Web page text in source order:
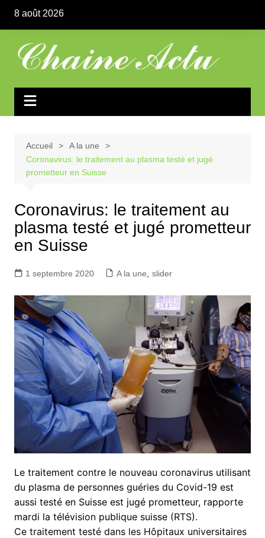
contenu
8 août 2026
Accueil
A la une
Coronavirus: le traitement au plasma testé et jugé
prometteur en Suisse
Coronavirus: le traitement au
plasma testé et jugé prometteur
en Suisse
1 septembre 2020 A la une slider
Le traitement contre le nouveau coronavirus utilisant
du plasma de personnes guéries du Covid-19 est
aussi testé en Suisse est jugé prometteur, rapporte
mardi la télévision publique suisse (RTS).
Ce traitement testé dans les Hôpitaux universitaires